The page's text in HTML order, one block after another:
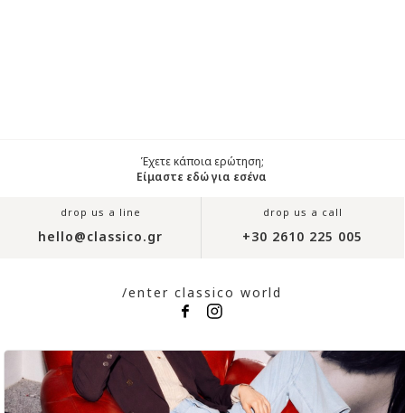
Έχετε κάποια ερώτηση;
Είμαστε εδώ για εσένα
drop us a line
hello@classico.gr
drop us a call
+30 2610 225 005
/enter classico world